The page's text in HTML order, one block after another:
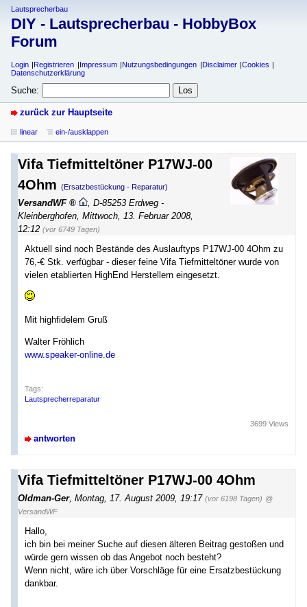
Lautsprecherbau
DIY - Lautsprecherbau - HobbyBox
Forum
Login Registrieren Impressum Nutzungsbedingungen Disclaimer
Cookies
Datenschutzerklärung
Suche:
zurück zur Hauptseite
linear ein-/ausklappen
Vifa Tiefmitteltöner P17WJ-00
4Ohm (Ersatzbestückung - Reparatur)
VersandWF
D-85253 Erdweg -
Kleinberghofen Mittwoch, 13. Februar 2008,
12:12 (vor 6749 Tagen)
Aktuell sind noch Bestände des Auslauftyps P17WJ-00 4Ohm zu
76,-€ Stk. verfügbar - dieser feine Vifa Tiefmitteltöner wurde von
vielen etablierten HighEnd Herstellern eingesetzt.
Mit highfidelem Gruß
Walter Fröhlich
www.speaker-online.de
Tags:
Lautsprecherreparatur
antworten
3699 Views
Vifa Tiefmitteltöner P17WJ-00 4Ohm
Oldman-Ger, Montag, 17. August 2009, 19:17 (vor 6198 Tagen) @
VersandWF
Hallo,
ich bin bei meiner Suche auf diesen älteren Beitrag gestoßen und
würde gern wissen ob das Angebot noch besteht?
Wenn nicht, wäre ich über Vorschläge für eine Ersatzbestückung
dankbar.